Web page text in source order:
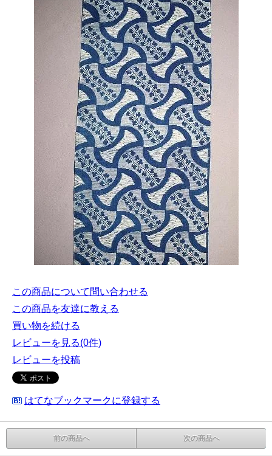
この商品について問い合わせる
この商品を友達に教える
買い物を続ける
レビューを見る(0件)
レビューを投稿
はてなブックマークに登録する
前の商品へ 次の商品へ